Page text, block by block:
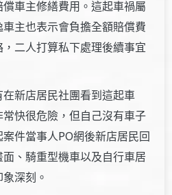
車主修繕費用。這起車禍屬
主也表示會負擔全額賠償費
二人打算私下處理後續事宜
新店居民社團看到這起車
快很危險，但自己沒有車子
件當事人PO網後新店居民回
、騎重型機車以及自行車居
深刻。